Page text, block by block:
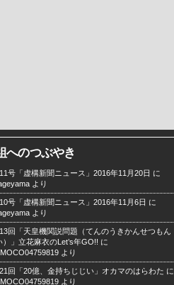
へのつぶやき
号「虚構新聞ニュース」2016年11月20日 に
より
号「虚構新聞ニュース」2016年11月6日 に
より
回「天皇機関説問題（てんのうきかんせつもん
）」立花麻衣のLet’s年GO!! に
より
回「20億、金持ちじじい」オカマのはらわた に
より